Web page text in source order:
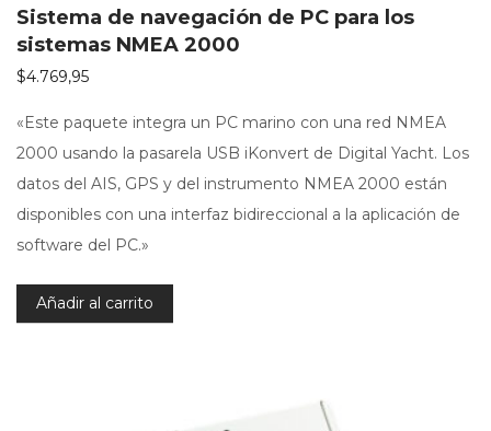
Sistema de navegación de PC para los
sistemas NMEA 2000
$4.769,95
«Este paquete integra un PC marino con una red NMEA
2000 usando la pasarela USB iKonvert de Digital Yacht. Los
datos del AIS, GPS y del instrumento NMEA 2000 están
disponibles con una interfaz bidireccional a la aplicación de
software del PC.»
Añadir al carrito